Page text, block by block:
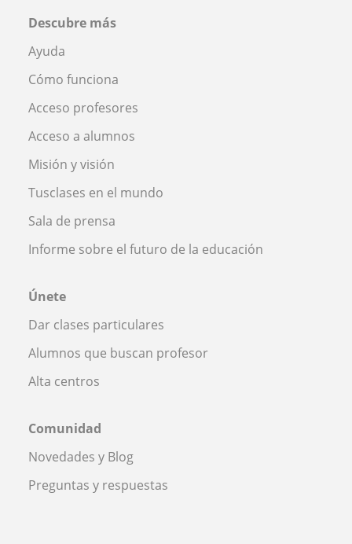
Descubre más
Ayuda
Cómo funciona
Acceso profesores
Acceso a alumnos
Misión y visión
Tusclases en el mundo
Sala de prensa
Informe sobre el futuro de la educación
Únete
Dar clases particulares
Alumnos que buscan profesor
Alta centros
Comunidad
Novedades y Blog
Preguntas y respuestas